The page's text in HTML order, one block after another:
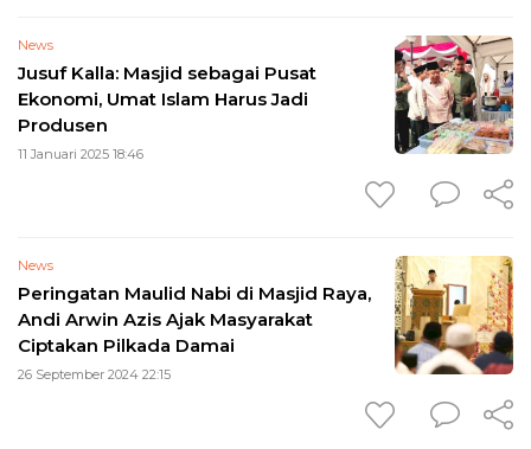
News
Jusuf Kalla: Masjid sebagai Pusat
Ekonomi, Umat Islam Harus Jadi
Produsen
11 Januari 2025 18:46
News
Peringatan Maulid Nabi di Masjid Raya,
Andi Arwin Azis Ajak Masyarakat
Ciptakan Pilkada Damai
26 September 2024 22:15